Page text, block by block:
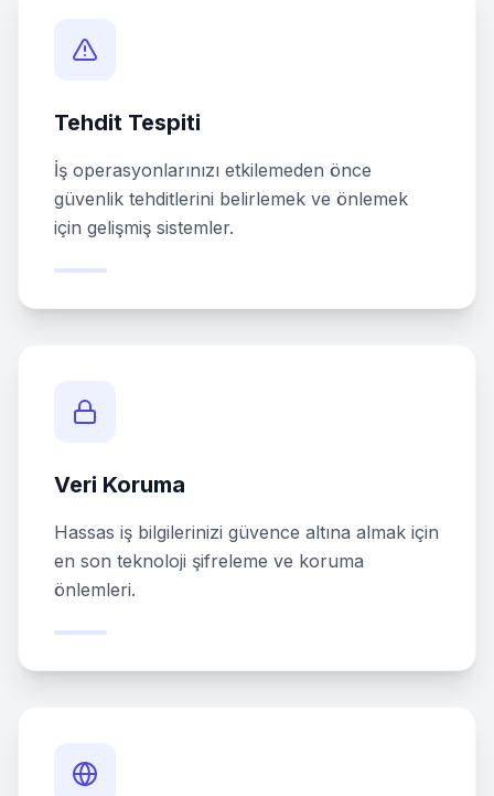
Tehdit Tespiti
İş operasyonlarınızı etkilemeden önce
güvenlik tehditlerini belirlemek ve önlemek
için gelişmiş sistemler.
Veri Koruma
Hassas iş bilgilerinizi güvence altına almak için
en son teknoloji şifreleme ve koruma
önlemleri.